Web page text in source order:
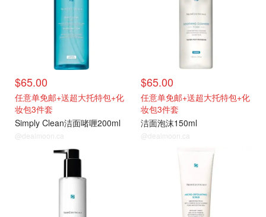
$65.00
任意单免邮+送超大托特包+化
妆包3件套
Simply Clean洁面啫喱200ml
@dealmoon.ca
$65.00
任意单免邮+送超大托特包+化
妆包3件套
洁面泡沫150ml
@dealmoon.ca